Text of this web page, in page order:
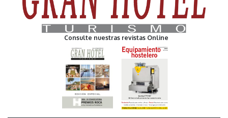
Consulte nuestras revistas Online